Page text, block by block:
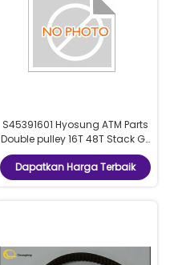
S45391601 Hyosung ATM Parts
Double pulley 16T 48T Stack G-
CDU Cash Dispenser CASH
DISPENSER REDUCTION GEAR
Dapatkan Harga Terbaik